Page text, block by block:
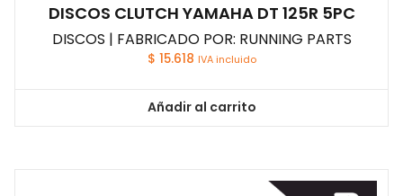
DISCOS CLUTCH YAMAHA DT 125R 5PC
DISCOS | FABRICADO POR: RUNNING PARTS
$ 15.618 IVA incluido
Añadir al carrito